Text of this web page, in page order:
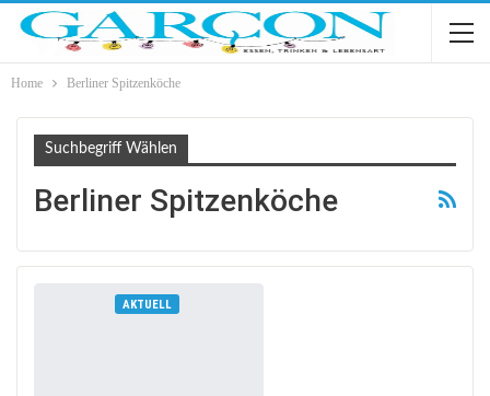
Home Berliner Spitzenköche
Suchbegriff Wählen
Berliner Spitzenköche
AKTUELL